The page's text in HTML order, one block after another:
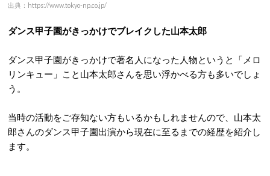
出典：https://www.tokyo-np.co.jp/
ダンス甲子園がきっかけでブレイクした山本太郎
ダンス甲子園がきっかけで著名人になった人物というと「メロ
リンキュー」こと山本太郎さんを思い浮かべる方も多いでしょ
う。
当時の活動をご存知ない方もいるかもしれませんので、山本太
郎さんのダンス甲子園出演から現在に至るまでの経歴を紹介し
ます。